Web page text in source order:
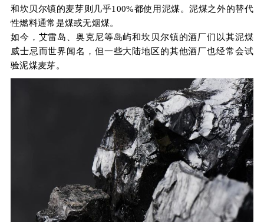
和坎贝尔镇的麦芽则几乎100%都使用泥煤。泥煤之外的替代
性燃料通常是煤或无烟煤。
如今，艾雷岛、奥克尼等岛屿和坎贝尔镇的酒厂们以其泥煤
威士忌而世界闻名，但一些大陆地区的其他酒厂也经常会试
验泥煤麦芽。